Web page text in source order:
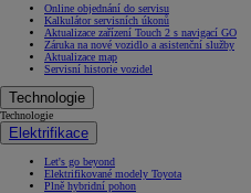
Online objednání do servisu
Kalkulátor servisních úkonů
Aktualizace zařízení Touch 2 s navigací GO
Záruka na nové vozidlo a asistenční služby
Aktualizace map
Servisní historie vozidel
Technologie
Technologie
Elektrifikace
Let's go beyond
Elektrifikované modely Toyota
Plně hybridní pohon